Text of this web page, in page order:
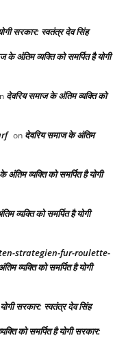
सरकार: स्वतंत्र देव सिंह
के अंतिम व्यक्ति को समर्पित है योगी
देवरिय समाज के अंतिम व्यक्ति को
on देवरिय समाज के अंतिम
अंतिम व्यक्ति को समर्पित है योगी
व्यक्ति को समर्पित है योगी
strategien-fur-roulette-
व्यक्ति को समर्पित है योगी
सरकार: स्वतंत्र देव सिंह
को समर्पित है योगी सरकार: